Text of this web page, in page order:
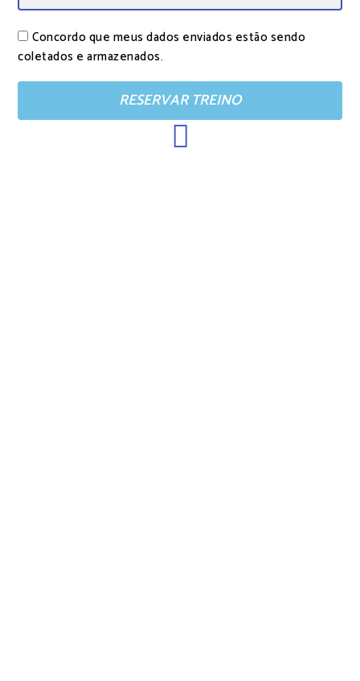
Concordo que meus dados enviados estão sendo
coletados e armazenados.
RESERVAR TREINO